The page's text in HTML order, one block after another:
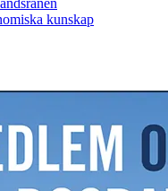
kunskap